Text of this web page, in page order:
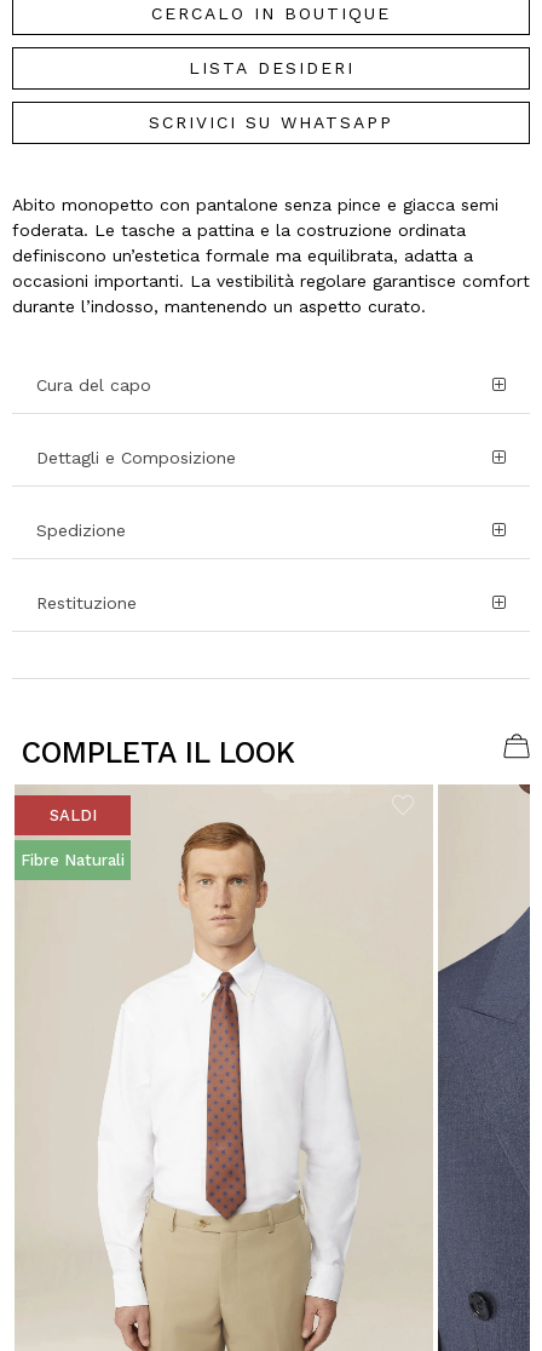
CERCALO IN BOUTIQUE
LISTA DESIDERI
SCRIVICI SU WHATSAPP
Abito monopetto con pantalone senza pince e giacca semi
foderata. Le tasche a pattina e la costruzione ordinata
definiscono un’estetica formale ma equilibrata, adatta a
occasioni importanti. La vestibilità regolare garantisce comfort
durante l’indosso, mantenendo un aspetto curato.
Cura del capo
Dettagli e Composizione
Spedizione
Restituzione
COMPLETA IL LOOK
SALDI
Fibre Naturali